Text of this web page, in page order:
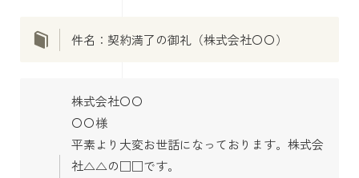
件名：契約満了の御礼（株式会社〇〇）
株式会社〇〇
〇〇様
平素より大変お世話になっております。株式会
社△△の□□です。